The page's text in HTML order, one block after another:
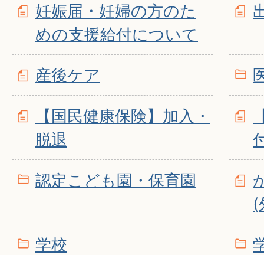
妊娠届・妊婦の方のた
めの支援給付について
産後ケア
【国民健康保険】加入・
脱退
認定こども園・保育園
(
学校